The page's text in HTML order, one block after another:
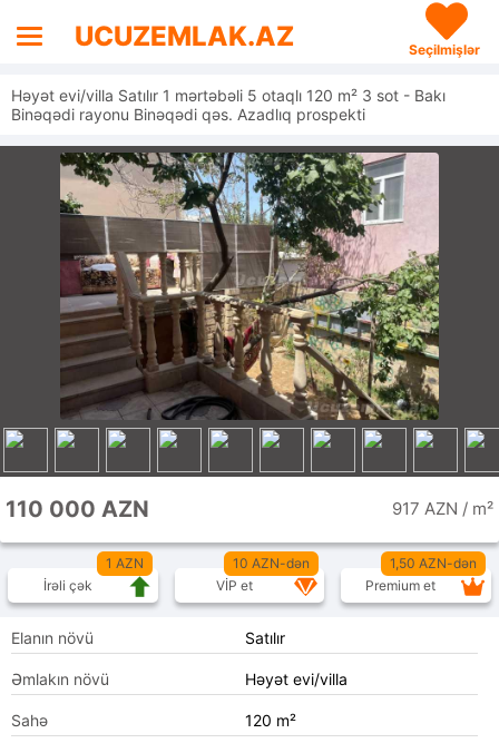
UCUZEMLAK.AZ Seçilmişlər
Həyət evi/villa Satılır 1 mərtəbəli 5 otaqlı 120 m² 3 sot - Bakı
Binəqədi rayonu Binəqədi qəs. Azadlıq prospekti
110 000 AZN 917 AZN / m²
1 AZN
İrəli çək
10 AZN-dən
VİP et
1,50 AZN-dən
Premium et
Elanın növü Satılır
Əmlakın növü Həyət evi/villa
Sahə 120 m²